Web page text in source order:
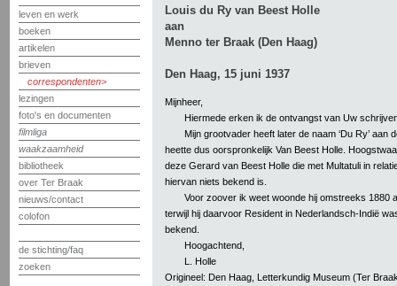
leven en werk
boeken
artikelen
brieven
correspondenten
lezingen
foto's en documenten
filmliga
waakzaamheid
bibliotheek
over Ter Braak
nieuws/contact
colofon
de stichting/faq
zoeken
Louis du Ry van Beest Holle
aan
Menno ter Braak (Den Haag)
Den Haag, 15 juni 1937
Mijnheer,
Hiermede erken ik de ontvangst van Uw
Mijn grootvader heeft later de naam ‘Du Ry’ aan
heette dus oorspronkelijk Van Beest Holle.
deze Gerard van Beest Holle die met Multatuli in
hiervan niets bekend is.
Voor zoover ik weet woonde hij omstreeks 1880
terwijl hij daarvoor Resident in Nederlandsch-Indië
bekend.
Hoogachtend,
L. Holle
Origineel: Den Haag, Letterkundig Museum (Ter